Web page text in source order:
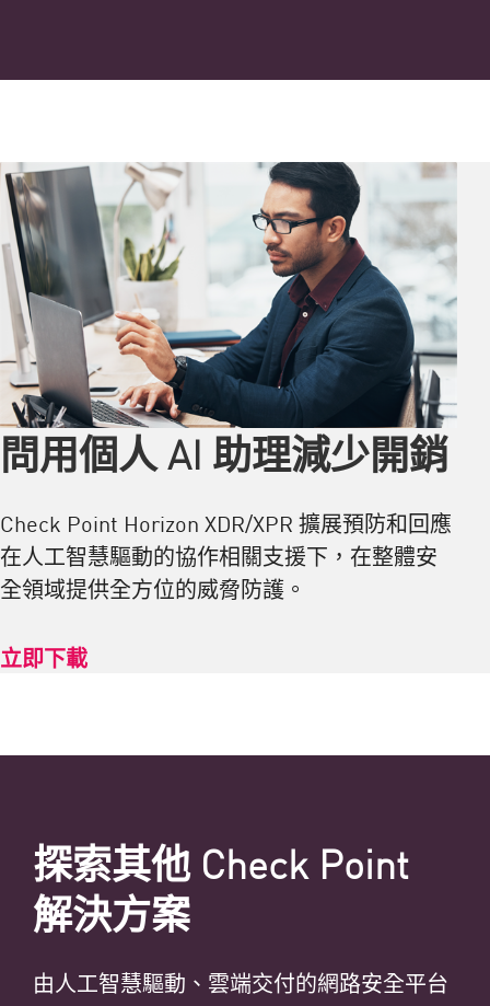
問用個人 AI 助理減少開銷
Check Point Horizon XDR/XPR 擴展預防和回應
在人工智慧驅動的協作相關支援下，在整體安
全領域提供全方位的威脅防護。
立即下載
探索其他 Check Point
解決方案
由人工智慧驅動、雲端交付的網路安全平台